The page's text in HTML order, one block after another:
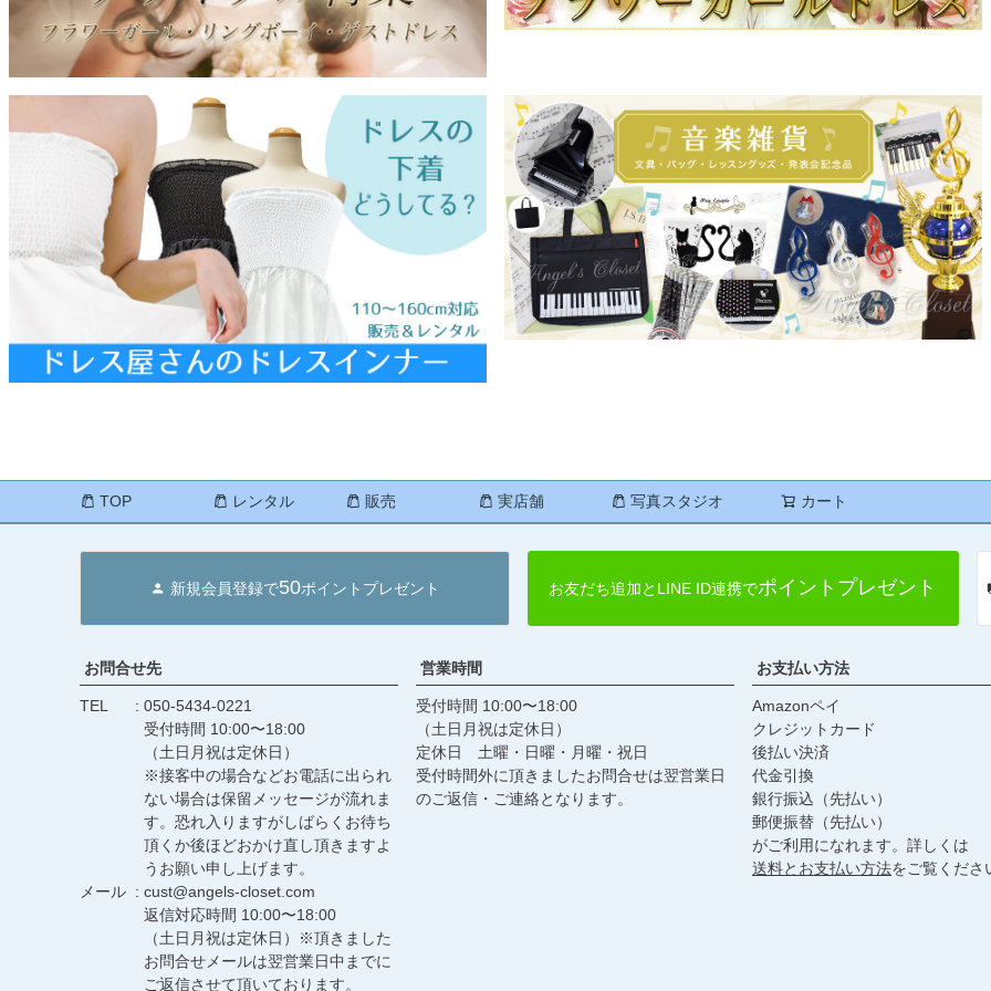
TOP レンタル 販売 実店舗 写真スタジオ カート
検索
新規会員登録で50ポイントプレゼント お友だち追加とLINE ID連携でポイントプレゼント
お問合せ先
TEL
050-5434-0221
受付時間 10:00〜18:00
（土日月祝は定休日）
※接客中の場合などお電話に出られ
ない場合は保留メッセージが流れま
す。恐れ入りますがしばらくお待ち
頂くか後ほどおかけ直し頂きますよ
うお願い申し上げます。
メール
cust@angels-closet.com
返信対応時間 10:00〜18:00
（土日月祝は定休日）※頂きました
お問合せメールは翌営業日中までに
ご返信させて頂いております。
営業時間
受付時間 10:00〜18:00
（土日月祝は定休日）
定休日 土曜・日曜・月曜・祝日
受付時間外に頂きましたお問合せは翌営業日
のご返信・ご連絡となります。
お支払い方法
Amazonペイ
クレジットカード
後払い決済
代金引換
銀行振込（先払い）
郵便振替（先払い）
がご利用になれます。詳しくは
送料とお支払い方法をご覧くださ